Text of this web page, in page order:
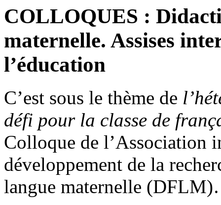
COLLOQUES :
maternelle. Assises
l’éducation
C’est sous le thème de
défi pour la classe de
Colloque de l’Association
développement de la
langue maternelle